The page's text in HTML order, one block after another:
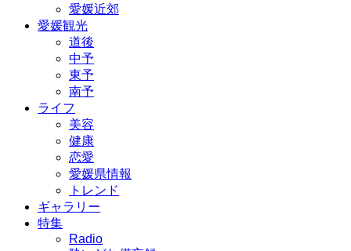
愛媛近郊
愛媛観光
道後
中予
東予
南予
ライフ
美容
健康
恋愛
愛媛県情報
トレンド
ギャラリー
特集
Radio